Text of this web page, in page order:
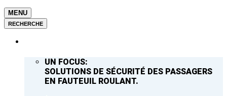
MENU
RECHERCHE
UN FOCUS:
SOLUTIONS DE SÉCURITÉ DES PASSAGERS
EN FAUTEUIL ROULANT.